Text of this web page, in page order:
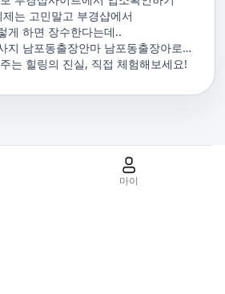
는 고민말고 부경샵에서
게 하면 장수한다는데..
지 남포동출장안마 남포동출장아로마
마사지출장
는 힐링의 진실, 직접 체험해보세요!
마이